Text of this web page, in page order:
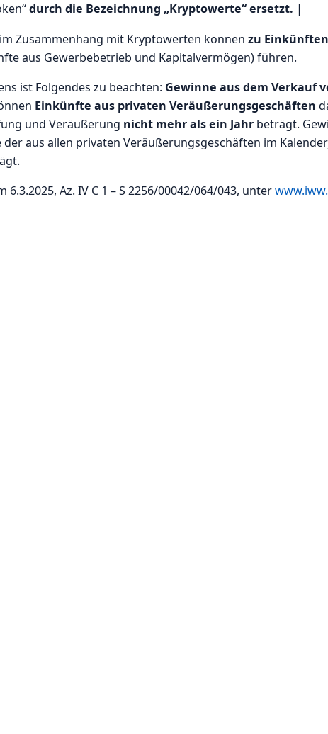
durch die Bezeichnung „Kryptowerte“ ersetzt. |
Zusammenhang mit Kryptowerten können zu
aus Gewerbebetrieb und Kapitalvermögen) führen.
ist Folgendes zu beachten: Gewinne aus dem Verkauf
Einkünfte aus privaten Veräußerungsgeschäften
und Veräußerung nicht mehr als ein Jahr beträgt.
aus allen privaten Veräußerungsgeschäften im
6.3.2025, Az. IV C 1 – S 2256/00042/064/043, unter